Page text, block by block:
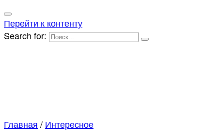
Перейти к контенту
Search for:
Главная / Интересное